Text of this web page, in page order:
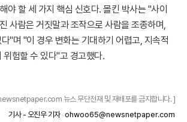
야 할 세 가지 핵심 신호다. 몰킨 박사는 "사이
사람은 거짓말과 조작으로 사람을 조종하며,
"며 "이 경우 변화는 기대하기 어렵고, 지속적
위험할 수 있다"고 경고했다.
뉴스 무단전재 및 재배포를 금지합니다. ]
기사 - 오진우 기자 ohwoo65@newsnetpaper.com